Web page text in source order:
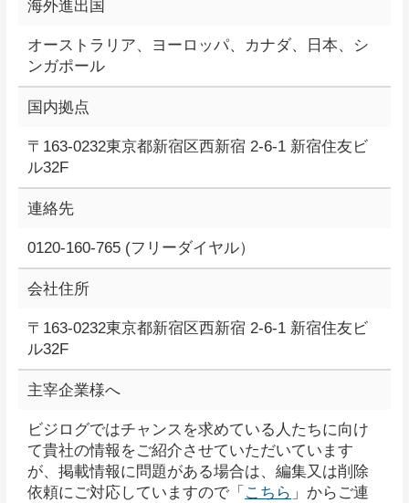
海外進出国
オーストラリア、ヨーロッパ、カナダ、日本、シ
ンガポール
国内拠点
〒163-0232東京都新宿区西新宿 2-6-1 新宿住友ビ
ル32F
連絡先
0120-160-765 (フリーダイヤル）
会社住所
〒163-0232東京都新宿区西新宿 2-6-1 新宿住友ビ
ル32F
主宰企業様へ
ビジログではチャンスを求めている人たちに向け
て貴社の情報をご紹介させていただいています
が、掲載情報に問題がある場合は、編集又は削除
依頼にご対応していますので「 こちら 」からご連